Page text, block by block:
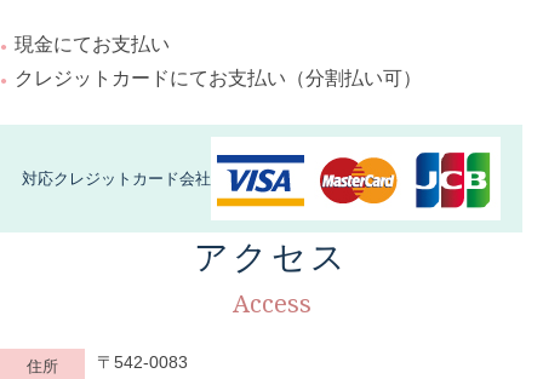
現金にてお支払い
クレジットカードにてお支払い（分割払い可）
対応クレジットカード会社
アクセス
Access
住所
〒542-0083